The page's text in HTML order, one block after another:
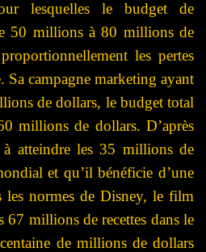
lesquelles le budget de
50 millions à 80 millions de
les pertes
campagne marketing ayant
de dollars, le budget total
millions de dollars. D’après
atteindre les 35 millions de
et qu’il bénéficie d’une
normes de Disney, le film
67 millions de recettes dans le
de millions de dollars